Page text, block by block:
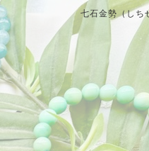
七石金勢（しち